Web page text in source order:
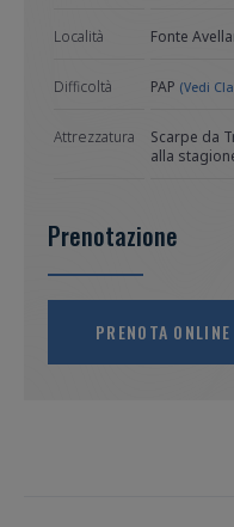
Località Fonte
Difficoltà PAP (Vedi
Attrezzatura
Scarpe da
alla
Prenotazione
PRENOTA ONLINE